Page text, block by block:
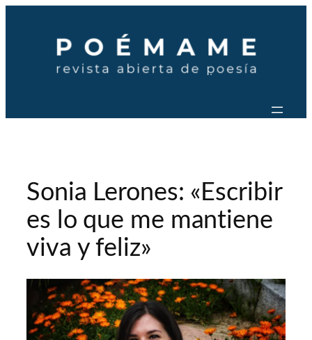
contenido
Sonia Lerones: «Escribir
es lo que me mantiene
viva y feliz»